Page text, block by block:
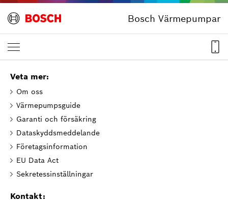
Bosch Värmepumpar
Veta mer:
Om oss
Värmepumpsguide
Garanti och försäkring
Dataskyddsmeddelande
Företagsinformation
EU Data Act
Sekretessinställningar
Kontakt: